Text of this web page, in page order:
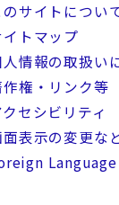
のサイトについ
トマップ
情報の取扱い
作権・リンク等
クセシビリティ
表示の変更な
Language